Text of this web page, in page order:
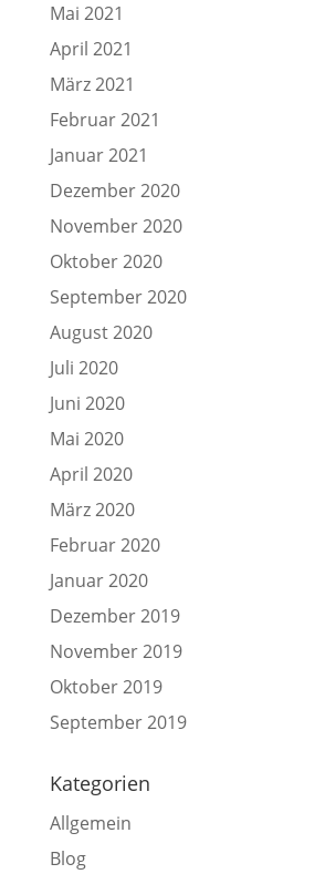
Mai 2021
April 2021
März 2021
Februar 2021
Januar 2021
Dezember 2020
November 2020
Oktober 2020
September 2020
August 2020
Juli 2020
Juni 2020
Mai 2020
April 2020
März 2020
Februar 2020
Januar 2020
Dezember 2019
November 2019
Oktober 2019
September 2019
Kategorien
Allgemein
Blog